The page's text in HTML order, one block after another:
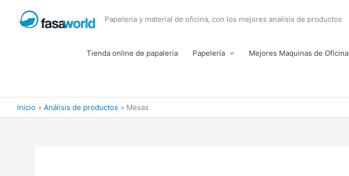
Papeleria y material de oficina, con los mejores analisis de productos
Tienda online de papaleria Papelería Mejores Maquinas de Oficina
Inicio Análisis de productos Mesas